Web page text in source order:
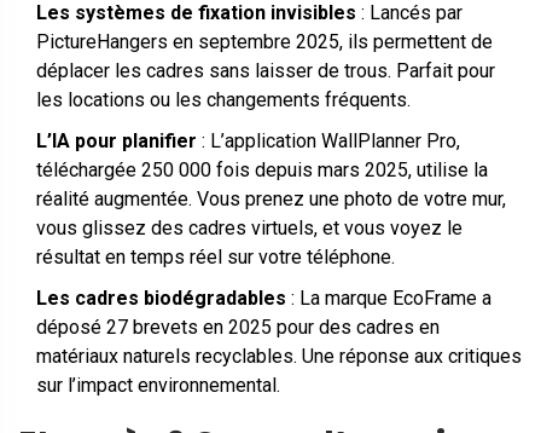
Les systèmes de fixation invisibles : Lancés par
PictureHangers en septembre 2025, ils permettent de
déplacer les cadres sans laisser de trous. Parfait pour
les locations ou les changements fréquents.
L’IA pour planifier : L’application WallPlanner Pro,
téléchargée 250 000 fois depuis mars 2025, utilise la
réalité augmentée. Vous prenez une photo de votre mur,
vous glissez des cadres virtuels, et vous voyez le
résultat en temps réel sur votre téléphone.
Les cadres biodégradables : La marque EcoFrame a
déposé 27 brevets en 2025 pour des cadres en
matériaux naturels recyclables. Une réponse aux critiques
sur l’impact environnemental.